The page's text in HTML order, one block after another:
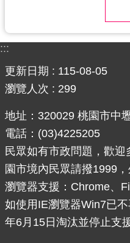
:::
更新日期
115-08-05
瀏覽人次
299
地址：320029 桃園市中
電話：(03)4225205
民眾如有市政問題，歡
園市境內民眾請撥1999
瀏覽器支援：Chrome、
如使用IE瀏覽器Win7已
年6月15日淘汰並停止支